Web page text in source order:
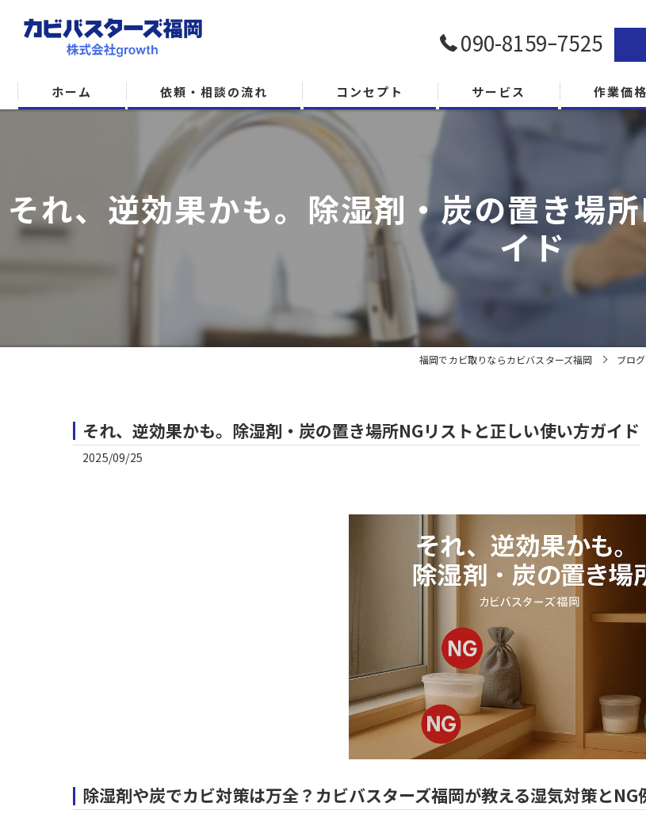
090-8159ｰ7525
ホーム 依頼・相談の流れ コンセプト サービス 作業価格
それ、逆効果かも。除湿剤・炭の置き場
イド
福岡でカビ取りならカビバスターズ福岡 ブログ
それ、逆効果かも。除湿剤・炭の置き場所NGリストと正しい使い方ガイド
2025/09/25
除湿剤や炭でカビ対策は万全？カビバスターズ福岡が教える湿気対策とNG